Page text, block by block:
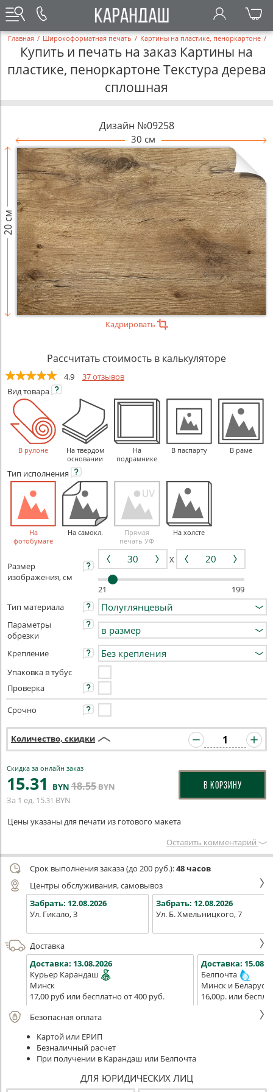
Главная / Широкоформатная печать / Картины на пластике, пеноркартоне /
Купить и печать на заказ Картины на
пластике, пеноркартоне Текстура дерева
сплошная
Дизайн №09258
30 см
20 см
Кадрировать
Рассчитать стоимость в калькуляторе
4.9
37 отзывов
Видтовара
В рулоне
На твердом
основании
На
подрамнике
В паспарту В раме
Тип исполнения
На
фотобумаге
На самокл.
Прямая
печать УФ
На холсте
Размер
изображения, см
X
21
199
Тип материала
Параметры
обрезки
Крепление
Упаковка в тубус
Проверка
Срочно
Количество, скидки
Скидка за онлайн заказ
15.31 BYN 18.55BYN
За 1 ед. 15.31 BYN
В КОРЗИНУ
Цены указаны для печати из готового макета
Оставить комментарий
Срок выполнения заказа (до 200 руб.):48 часов
Центры обслуживания, самовывоз
Забрать: 12.08.2026
Ул. Гикало, 3
Забрать: 12.08.2026
Ул. Б. Хмельницкого, 7
Доставка
Доставка: 13.08.2026
Курьер Карандаш
Минск
17,00 руб или бесплатно от 400 руб.
Доставка:
Белпочта
Минск и Беларусь
16,00р. или
Безопасная оплата
Картой или ЕРИП
Безналичный расчет
При получении в Карандаш или Белпочта
ДЛЯ ЮРИДИЧЕСКИХ ЛИЦ